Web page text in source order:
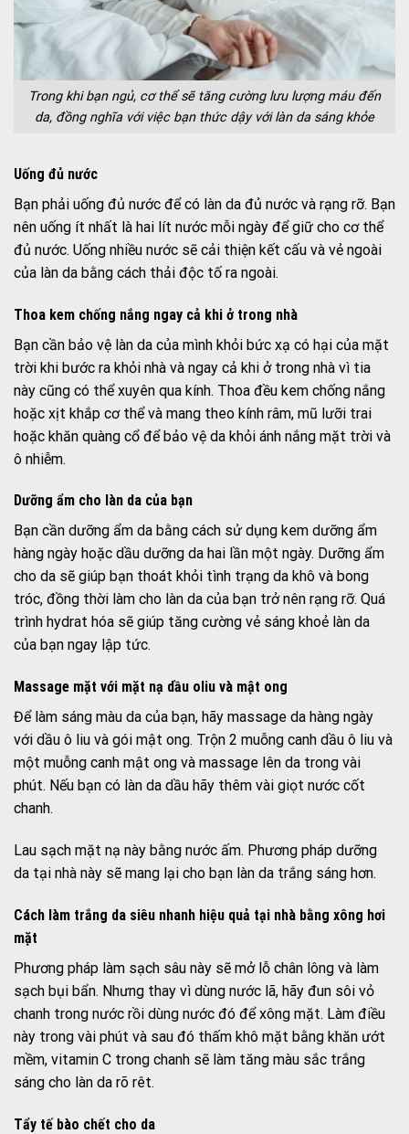
Trong khi bạn ngủ, cơ thể sẽ tăng cường lưu lượng máu đến
da, đồng nghĩa với việc bạn thức dậy với làn da sáng khỏe
Uống đủ nước
Bạn phải uống đủ nước để có làn da đủ nước và rạng rỡ. Bạn
nên uống ít nhất là hai lít nước mỗi ngày để giữ cho cơ thể
đủ nước. Uống nhiều nước sẽ cải thiện kết cấu và vẻ ngoài
của làn da bằng cách thải độc tố ra ngoài.
Thoa kem chống nắng ngay cả khi ở trong nhà
Bạn cần bảo vệ làn da của mình khỏi bức xạ có hại của mặt
trời khi bước ra khỏi nhà và ngay cả khi ở trong nhà vì tia
này cũng có thể xuyên qua kính. Thoa đều kem chống nắng
hoặc xịt khắp cơ thể và mang theo kính râm, mũ lưỡi trai
hoặc khăn quàng cổ để bảo vệ da khỏi ánh nắng mặt trời và
ô nhiễm.
Dưỡng ẩm cho làn da của bạn
Bạn cần dưỡng ẩm da bằng cách sử dụng kem dưỡng ẩm
hàng ngày hoặc dầu dưỡng da hai lần một ngày. Dưỡng ẩm
cho da sẽ giúp bạn thoát khỏi tình trạng da khô và bong
tróc, đồng thời làm cho làn da của bạn trở nên rạng rỡ. Quá
trình hydrat hóa sẽ giúp tăng cường vẻ sáng khoẻ làn da
của bạn ngay lập tức.
Massage mặt với mặt nạ dầu oliu và mật ong
Để làm sáng màu da của bạn, hãy massage da hàng ngày
với dầu ô liu và gói mật ong. Trộn 2 muỗng canh dầu ô liu và
một muỗng canh mật ong và massage lên da trong vài
phút. Nếu bạn có làn da dầu hãy thêm vài giọt nước cốt
chanh.
Lau sạch mặt nạ này bằng nước ấm. Phương pháp dưỡng
da tại nhà này sẽ mang lại cho bạn làn da trắng sáng hơn.
Cách làm trắng da siêu nhanh hiệu quả tại nhà bằng xông hơi
mặt
Phương pháp làm sạch sâu này sẽ mở lỗ chân lông và làm
sạch bụi bẩn. Nhưng thay vì dùng nước lã, hãy đun sôi vỏ
chanh trong nước rồi dùng nước đó để xông mặt. Làm điều
này trong vài phút và sau đó thấm khô mặt bằng khăn ướt
mềm, vitamin C trong chanh sẽ làm tăng màu sắc trắng
sáng cho làn da rõ rêt.
Tẩy tế bào chết cho da